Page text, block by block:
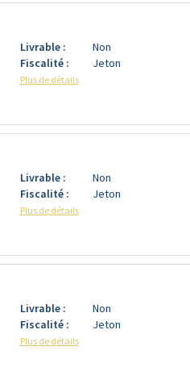
Livrable :
Non
Fiscalité :
Jeton
Plus de détails
Livrable :
Non
Fiscalité :
Jeton
Plus de détails
Livrable :
Non
Fiscalité :
Jeton
Plus de détails